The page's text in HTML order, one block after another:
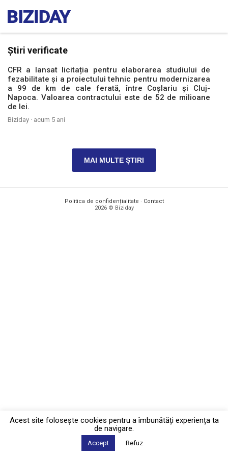
Știri verificate
CFR a lansat licitația pentru elaborarea studiului de
fezabilitate și a proiectului tehnic pentru modernizarea
a 99 de km de cale ferată, între Coșlariu și Cluj-
Napoca. Valoarea contractului este de 52 de milioane
de lei.
Biziday · acum 5 ani
MAI MULTE ȘTIRI
Politica de confidențialitate · Contact
2026 © Biziday
Acest site foloseşte cookies pentru a îmbunătăți experiența ta
de navigare.
Accept Refuz